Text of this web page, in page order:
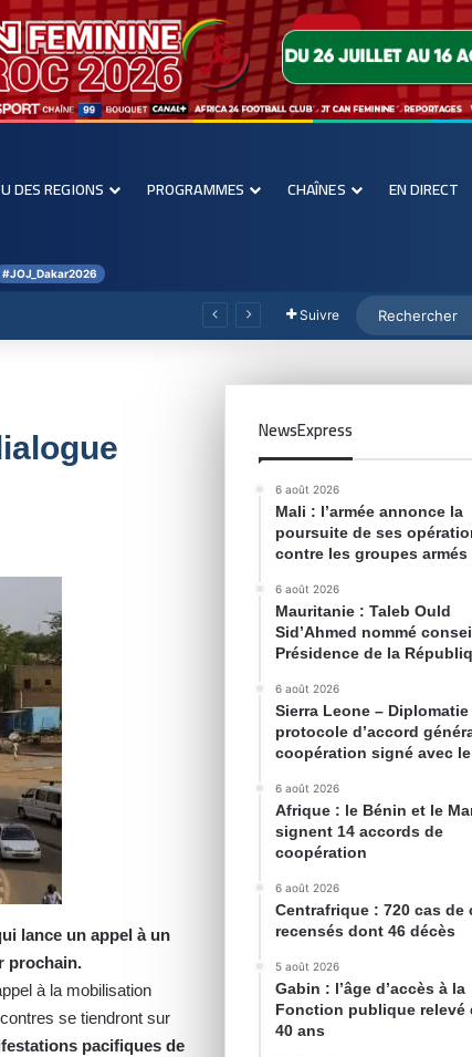
DES REGIONS PROGRAMMES CHAÎNES EN DIRECT
#JOJ_Dakar2026
Suivre
lance un appel à un
prochain.
à la mobilisation
se tiendront sur
pacifiques de
NewsExpress
6 août 2026
Mali : l’armée annonce la
poursuite de ses
contre les groupes armés
6 août 2026
Mauritanie : Taleb Ould
Sid’Ahmed nommé
Présidence de la
6 août 2026
Sierra Leone –
protocole d’accord
coopération signé avec
6 août 2026
Afrique : le Bénin et le
signent 14 accords de
coopération
6 août 2026
Centrafrique : 720 cas de
recensés dont 46 décès
5 août 2026
Gabin : l’âge d’accès à la
Fonction publique relevé
40 ans